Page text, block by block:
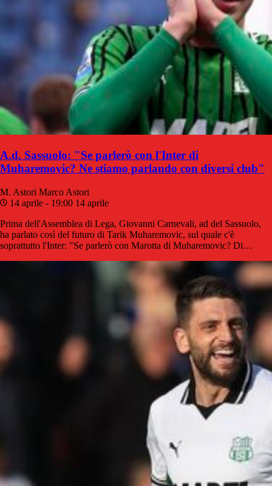
A.d. Sassuolo: "Se parlerò con l'Inter di
Muharemovic? Ne stiamo parlando con diversi club"
M. Astori Marco Astori
14 aprile - 19:00 14 aprile
Prima dell'Assemblea di Lega, Giovanni Carnevali, ad del Sassuolo,
ha parlato così del futuro di Tarik Muharemovic, sul quale c'è
soprattutto l'Inter: "Se parlerò con Marotta di Muharemovic? Di…